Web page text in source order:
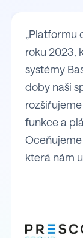
„Platformu
roku 2023,
systémy
doby naši
funkce a
která nám